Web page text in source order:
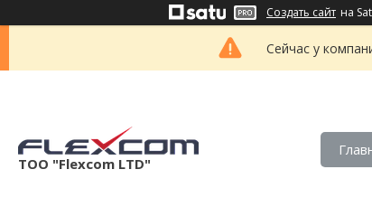
Создать сайт на
Сейчас у
ТОО "Flexcom LTD"